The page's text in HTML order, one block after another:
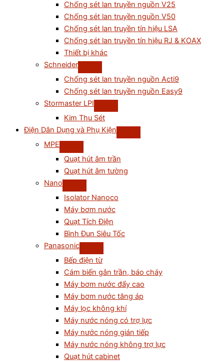
Chống sét lan truyền nguồn V25
Chống sét lan truyền nguồn V50
Chống sét lan truyền tín hiệu LSA
Chống sét lan truyền tín hiệu RJ & KOAX
Thiết bị khác
Schneider
Chống sét lan truyền nguồn Acti9
Chống sét lan truyền nguồn Easy9
Stormaster LPI
Kim Thu Sét
Điện Dân Dụng và Phụ Kiện
MPE
Quạt hút âm trần
Quạt hút âm tường
Nano
Isolator Nanoco
Máy bơm nước
Quạt Tích Điện
Bình Đun Siêu Tốc
Panasonic
Bếp điện từ
Cám biến gắn trần, báo cháy
Máy bơm nước đẩy cao
Máy bơm nước tăng áp
Máy lọc không khí
Máy nước nóng có trợ lực
Máy nước nóng gián tiếp
Máy nước nóng không trợ lực
Quạt hút cabinet